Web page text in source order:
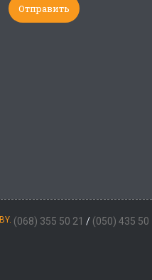
(068) 355 50 21 / (050) 435 50